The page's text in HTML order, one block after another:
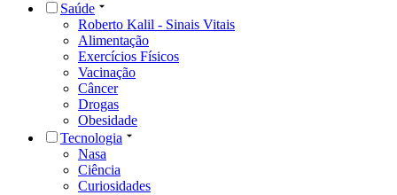
Saúde
Roberto Kalil - Sinais Vitais
Alimentação
Exercícios Físicos
Vacinação
Câncer
Drogas
Obesidade
Tecnologia
Nasa
Ciência
Curiosidades